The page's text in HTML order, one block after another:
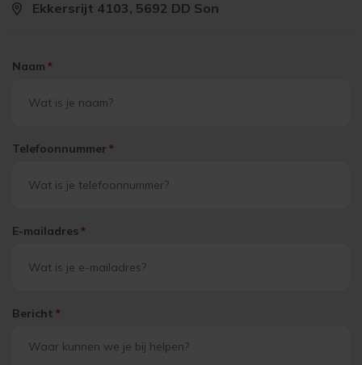
Ekkersrijt 4103, 5692 DD Son
Naam *
Telefoonnummer *
E-mailadres *
Bericht *